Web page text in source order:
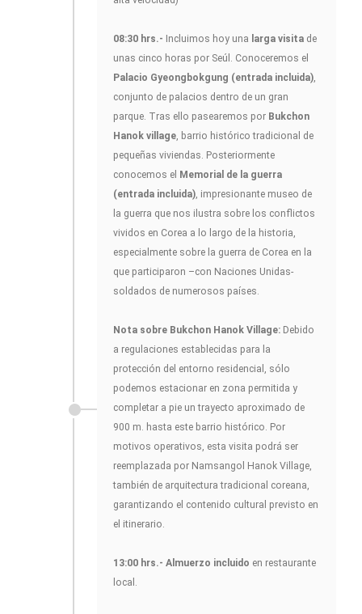
08:30 hrs.- Incluimos hoy una larga visita de
unas cinco horas por Seúl. Conoceremos el
Palacio Gyeongbokgung (entrada incluida)
conjunto de palacios dentro de un gran
parque. Tras ello pasearemos por Bukchon
Hanok village , barrio histórico tradicional de
pequeñas viviendas. Posteriormente
conocemos el Memorial de la guerra
(entrada incluida) , impresionante museo de
la guerra que nos ilustra sobre los conflictos
vividos en Corea a lo largo de la historia,
especialmente sobre la guerra de Corea en la
que participaron –con Naciones Unidas-
soldados de numerosos países.
Nota sobre Bukchon Hanok Village: Debido
a regulaciones establecidas para la
protección del entorno residencial, sólo
podemos estacionar en zona permitida y
completar a pie un trayecto aproximado de
900 m. hasta este barrio histórico. Por
motivos operativos, esta visita podrá ser
reemplazada por Namsangol Hanok Village,
también de arquitectura tradicional coreana,
garantizando el contenido cultural previsto en
el itinerario.
13:00 hrs.- Almuerzo incluido en restaurante
local.